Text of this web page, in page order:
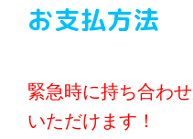
お支払方法
緊急時に持ち合わ
いただけます！